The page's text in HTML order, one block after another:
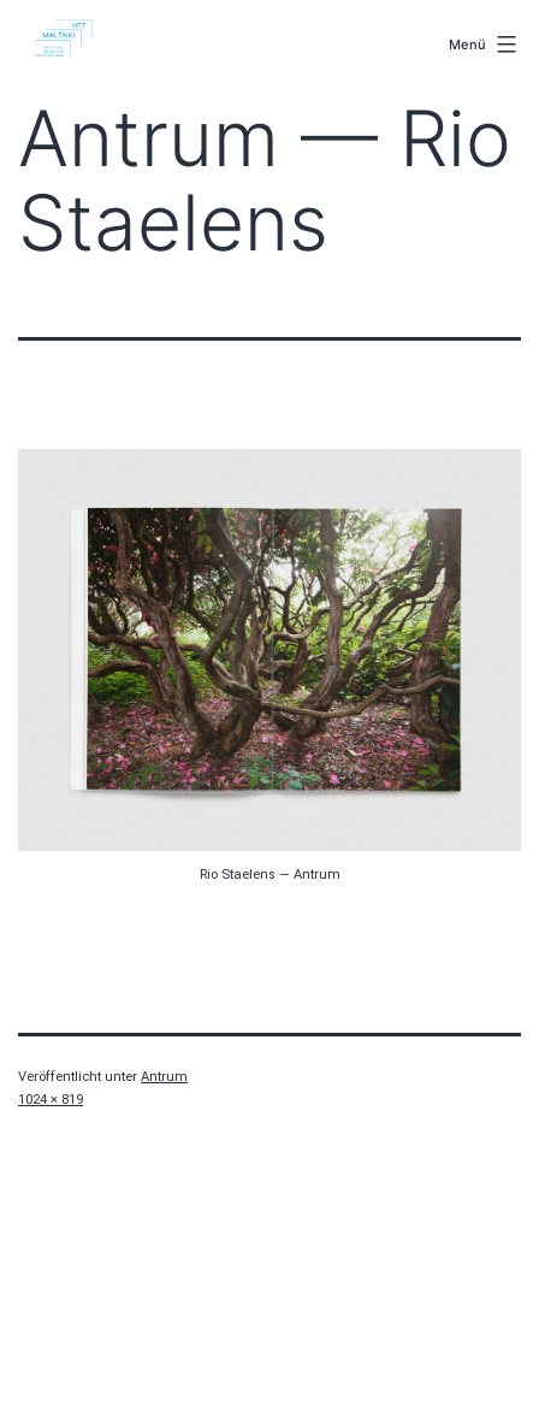
Inhalt
Menü
Antrum — Rio
Staelens
Rio Staelens — Antrum
Veröffentlicht unter Antrum
Originalgröße
1024 × 819